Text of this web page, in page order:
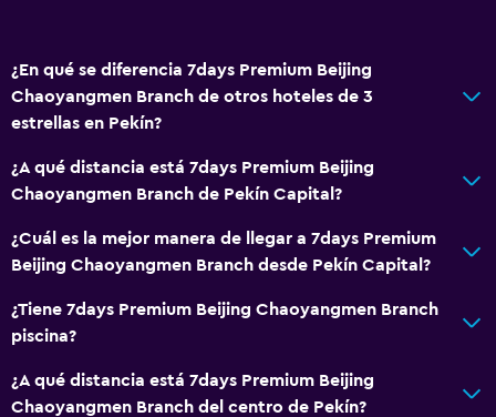
¿En qué se diferencia 7days Premium Beijing
Chaoyangmen Branch de otros hoteles de 3
estrellas en Pekín?
¿A qué distancia está 7days Premium Beijing
Chaoyangmen Branch de Pekín Capital?
¿Cuál es la mejor manera de llegar a 7days Premium
Beijing Chaoyangmen Branch desde Pekín Capital?
¿Tiene 7days Premium Beijing Chaoyangmen Branch
piscina?
¿A qué distancia está 7days Premium Beijing
Chaoyangmen Branch del centro de Pekín?